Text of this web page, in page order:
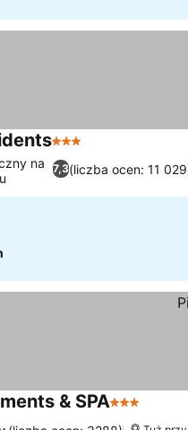
3 Kategoria
7,3(liczba ocen: 11
na
& SPA3 Kategoria